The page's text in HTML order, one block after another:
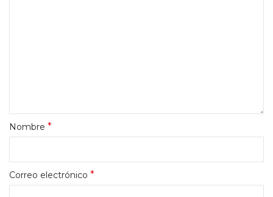
Nombre *
Correo electrónico *